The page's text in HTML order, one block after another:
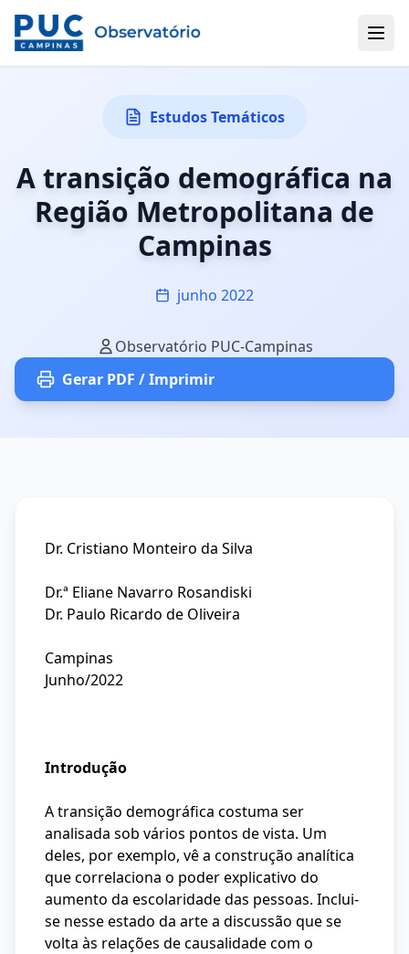
Estudos Temáticos
A transição demográfica na
Região Metropolitana de
Campinas
junho 2022
Observatório PUC-Campinas
Gerar PDF / Imprimir
Dr. Cristiano Monteiro da Silva
Dr.ª Eliane Navarro Rosandiski
Dr. Paulo Ricardo de Oliveira
Campinas
Junho/2022
Introdução
A transição demográfica costuma ser
analisada sob vários pontos de vista. Um
deles, por exemplo, vê a construção analítica
que correlaciona o poder explicativo do
aumento da escolaridade das pessoas. Inclui-
se nesse estado da arte a discussão que se
volta às relações de causalidade com o